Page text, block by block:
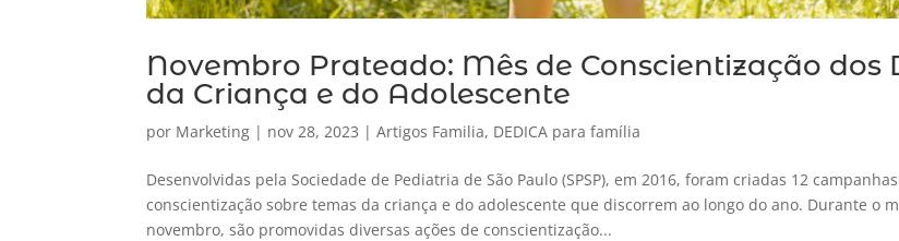
Novembro Prateado: Mês de Conscientização dos
da Criança e do Adolescente
por Marketing | nov 28, 2023 |Artigos Familia, DEDICA para família
Desenvolvidas pela Sociedade de Pediatria de São Paulo (SPSP), em 2016, foram criadas 12
conscientização sobre temas da criança e do adolescente que discorrem ao longo do ano. Durante o
novembro, são promovidas diversas ações de conscientização...